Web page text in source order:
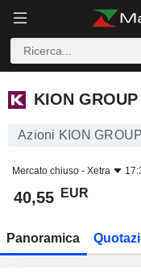
KION GROUP AG
KION GROUP
Azioni KION
Mercato chiuso - Xetra
40,55 EUR
Panoramica